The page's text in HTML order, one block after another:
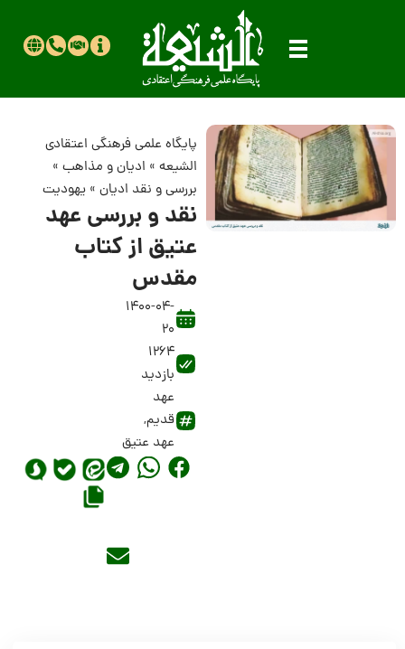
پایگاه علمی فرهنگی اعتقادی
الشیعه» ادیان و مذاهب»
بررسی و نقد ادیان» یهودیت
نقد و بررسى عهد
عتیق از کتاب
مقدس
1400-04-
20
1264
بازدید
عهد
قدیم,
عهد عتیق